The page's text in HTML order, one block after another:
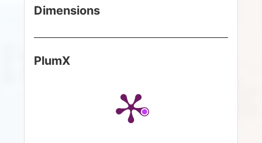
Dimensions
PlumX